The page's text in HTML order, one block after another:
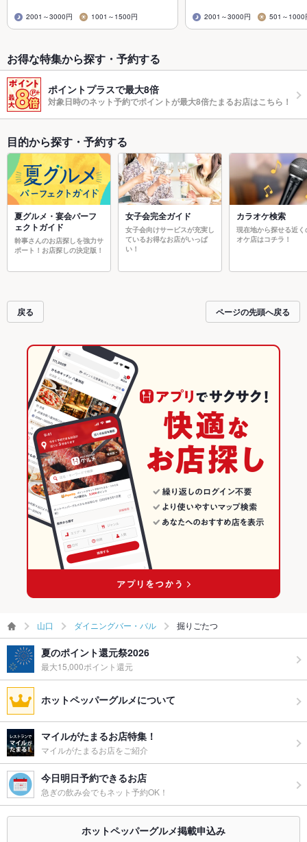
2001～3000円 1001～1500円 2001～3000円 501～1000
お得な特集から探す・予約する
ポイントプラスで最大8倍
対象日時のネット予約でポイントが最大8倍たまるお店はこちら！
目的から探す・予約する
夏グルメ・宴会パーフ
ェクトガイド
幹事さんのお店探しを強力サ
ポート！お店探しの決定版！
女子会完全ガイド
女子会向けサービスが充実し
ているお得なお店がいっぱ
い！
カラオケ検索
現在地から探せる近く
オケ店はコチラ！
戻る ページの先頭へ戻る
山口 ダイニングバー・バル 掘りごたつ
夏のポイント還元祭2026
最大15,000ポイント還元
ホットペッパーグルメについて
マイルがたまるお店特集！
マイルがたまるお店をご紹介
今日明日予約できるお店
急ぎの飲み会でもネット予約OK！
ホットペッパーグルメ掲載申込み